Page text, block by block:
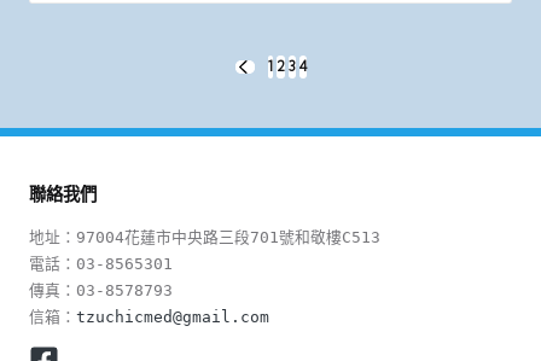
頁
PREVIOUS
1 2 3 4
聯絡我們
地址：97004花蓮市中央路三段701號和敬樓C513
電話：03-8565301
傳真：03-8578793
信箱： tzuchicmed@gmail.com